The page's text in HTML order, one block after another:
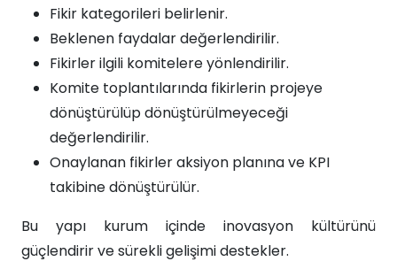
Fikir kategorileri belirlenir.
Beklenen faydalar değerlendirilir.
Fikirler ilgili komitelere yönlendirilir.
Komite toplantılarında fikirlerin projeye
dönüştürülüp dönüştürülmeyeceği
değerlendirilir.
Onaylanan fikirler aksiyon planına ve KPI
takibine dönüştürülür.
Bu yapı kurum içinde inovasyon kültürünü
güçlendirir ve sürekli gelişimi destekler.